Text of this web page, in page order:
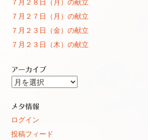
７月２８日（月）の献立
７月２７日（月）の献立
７月２３日（金）の献立
７月２３日（木）の献立
アーカイブ
ア
カ
イ
ブ
メタ情報
ログイン
投稿フィード